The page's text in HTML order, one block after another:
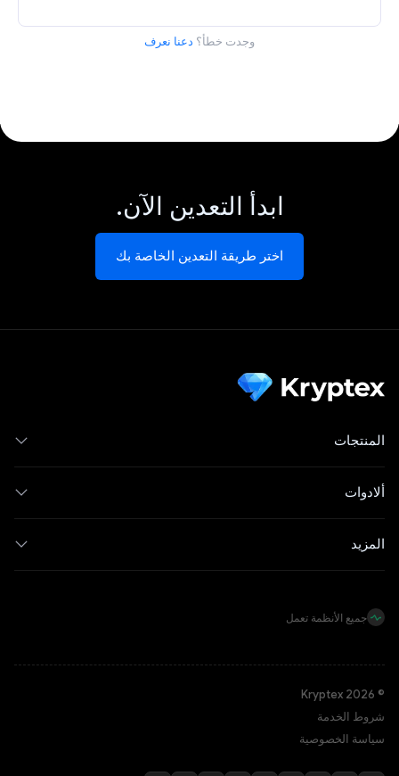
وجدت خطأ؟ دعنا نعرف
ابدأ التعدين الآن.
اختر طريقة التعدين الخاصة بك
المنتجات
ألادوات
المزيد
جميع الأنظمة تعمل
© Kryptex 2026
شروط الخدمة
سياسة الخصوصية